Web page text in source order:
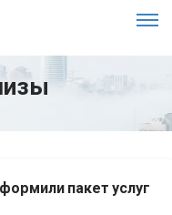
пакет услуг